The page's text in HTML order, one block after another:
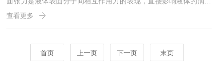
性、泡沫稳定性、乳化性能等。表面张力仪广泛应用于化学、材料科
学、制药、化妆品、食品科学等领域。主要功能表面张力测量：测量
液体与空气界面的表面张力。界面张力测量：测量两种不相溶液体之
触角测量：评估液体在固体表面的润湿性。临界胶束浓度（CMC）
测定：用于表面活性剂的研究。测量原理表面张力仪的测量原理主要
查看更多
首页 上一页 下一页 末页